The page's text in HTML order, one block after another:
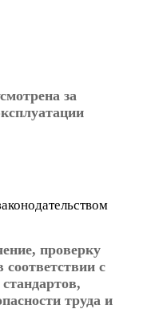
за
проверку
с
труда и